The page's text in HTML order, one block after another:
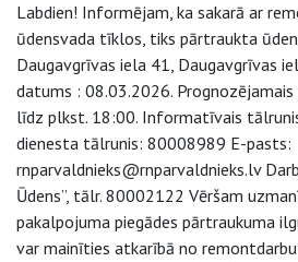
Labdien! Informējam, ka sakarā ar
ūdensvada tīklos, tiks pārtraukta
Daugavgrīvas iela 41, Daugavgrīvas
datums : 08.03.2026.
līdz plkst. 18:00. Informatīvais
dienesta tālrunis: 80008989 E-pasts:
rnparvaldnieks@rnparvaldnieks.lv
Ūdens”, tālr. 80002122 Vēršam
pakalpojuma piegādes pārtraukuma
var mainīties atkarībā no